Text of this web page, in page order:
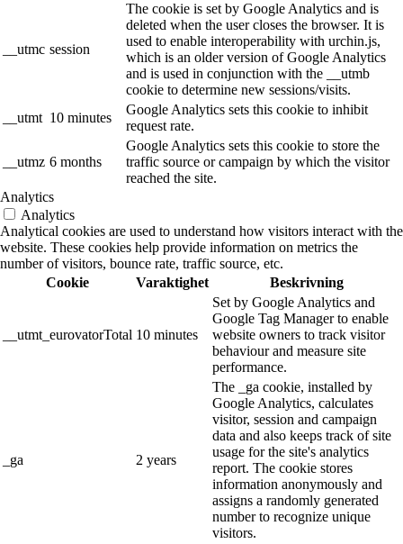
__utmc session
The cookie is set by Google Analytics and is
deleted when the user closes the browser. It is
used to enable interoperability with urchin.js,
which is an older version of Google Analytics
and is used in conjunction with the __utmb
cookie to determine new sessions/visits.
__utmt 10 minutes
Google Analytics sets this cookie to inhibit
request rate.
__utmz 6 months
Google Analytics sets this cookie to store the
traffic source or campaign by which the visitor
reached the site.
Analytics
Analytics
Analytical cookies are used to understand how visitors interact with the
website. These cookies help provide information on metrics the
number of visitors, bounce rate, traffic source, etc.
Cookie
Varaktighet Beskrivning
__utmt_eurovatorTotal 10 minutes
Set by Google Analytics and
Google Tag Manager to enable
website owners to track visitor
behaviour and measure site
performance.
_ga 2 years
The _ga cookie, installed by
Google Analytics, calculates
visitor, session and campaign
data and also keeps track of site
usage for the site's analytics
report. The cookie stores
information anonymously and
assigns a randomly generated
number to recognize unique
visitors.